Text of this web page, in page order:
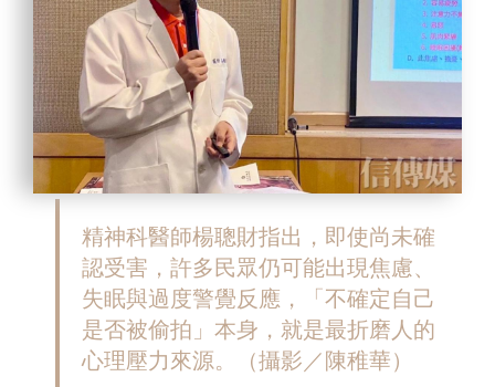
精神科醫師楊聰財指出，即使尚未確
認受害，許多民眾仍可能出現焦慮、
失眠與過度警覺反應，「不確定自己
是否被偷拍」本身，就是最折磨人的
心理壓力來源。（攝影／陳稚華）